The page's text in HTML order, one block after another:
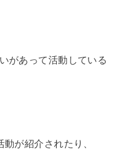
があって活動している
が紹介されたり、